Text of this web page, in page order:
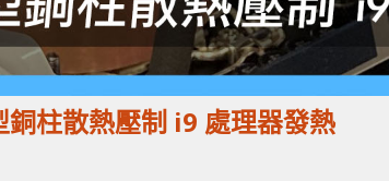
柱散熱壓制 i9 處理器發熱